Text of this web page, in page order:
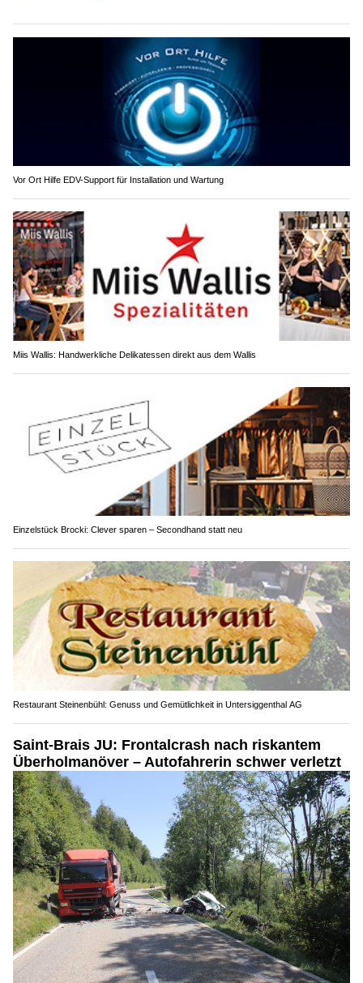
Vor Ort Hilfe EDV-Support für Installation und Wartung
Miis Wallis: Handwerkliche Delikatessen direkt aus dem Wallis
Einzelstück Brocki: Clever sparen – Secondhand statt neu
Restaurant Steinenbühl: Genuss und Gemütlichkeit in Untersiggenthal AG
Saint-Brais JU: Frontalcrash nach riskantem
Überholmanöver – Autofahrerin schwer verletzt